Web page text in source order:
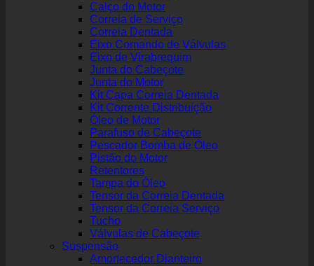
Calço do Motor
Correia de Serviço
Correia Dentada
Eixo Comando de Válvulas
Eixo de Virabrequim
Junta do Cabeçote
Junta do Motor
Kit Capa Correia Dentada
Kit Corrente Distribuição
Óleo de Motor
Parafuso de Cabeçote
Pescador Bomba de Óleo
Pistão do Motor
Retentores
Tampa do Óleo
Tensor da Correia Dentada
Tensor da Correia Serviço
Tucho
Válvulas de Cabeçote
Suspensão
Amortecedor Dianteiro